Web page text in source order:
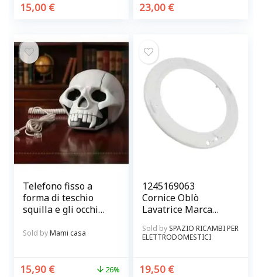
15,00 € 23,00 €
Telefono fisso a
forma di teschio
squilla e gli occhi
verde Mai Uguali
Sold byMami casa
15,90 € 26%
1245169063
Cornice Oblò
Lavatrice Marca
Originale
Sold by SPAZIO RICAMBI PER
ELETTRODOMESTICI
19,50 €